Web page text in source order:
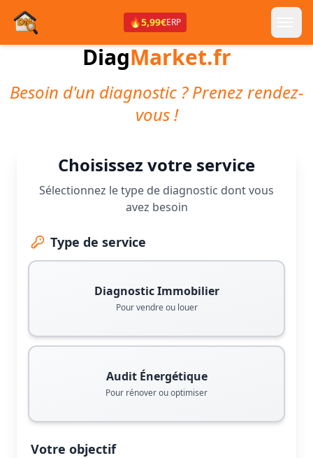
🔥5,99€ERP
DiagMarket.fr
Besoin d'un diagnostic ? Prenez rendez-
vous !
Choisissez votre service
Sélectionnez le type de diagnostic dont vous
avez besoin
Type de service
Diagnostic Immobilier
Pour vendre ou louer
Audit Énergétique
Pour rénover ou optimiser
Votre objectif